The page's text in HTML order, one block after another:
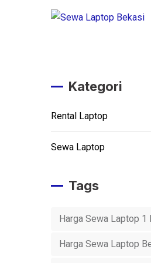
Kategori
Rental Laptop
Sewa Laptop
Tags
Harga Sewa Laptop 1
Harga Sewa Laptop